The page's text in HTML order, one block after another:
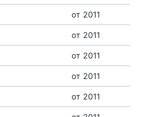
от 2011
от 2011
от 2011
от 2011
от 2011